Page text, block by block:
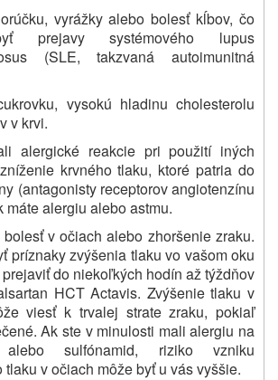
vyrážky alebo bolesť kĺbov, čo
prejavysystémového lupus
(SLE, takzvaná autoimunitná
vysokú hladinu cholesterolu
v krvi.
alergické reakcie pri použití iných
krvného tlaku, ktoré patria do
(antagonisty receptorov angiotenzínu
máte alergiu alebo astmu.
v očiach alebo zhoršenie zraku.
príznaky zvýšenia tlaku vo vašom oku
do niekoľkých hodín až týždňov
HCT Actavis. Zvýšenie tlaku v
viesť k trvalej strate zraku, pokiaľ
Ak ste v minulosti mali alergiu na
sulfónamid, riziko vzniku
tlaku v očiach môže byť u vás vyššie.